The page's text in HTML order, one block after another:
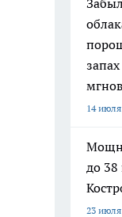
14 июля
до 38
23 июля